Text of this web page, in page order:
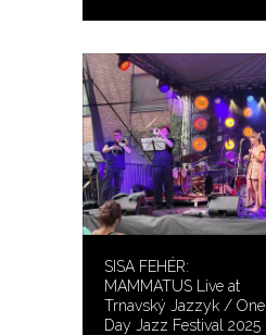
SISA FEHÉR:
MAMMATUS Live at
Trnavský Jazzyk / One
Day Jazz Festival 2025